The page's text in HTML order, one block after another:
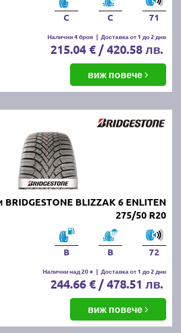
C C 71
Налични 4 броя | Доставка от 1 до 2 дни
215.04 € / 420.58 лв.
виж повече
BLIZZAK 6 ENLITEN
275/50 R20
B B 72
Налични над 20 + | Доставка от 1 до 2 дни
244.66 € / 478.51 лв.
виж повече